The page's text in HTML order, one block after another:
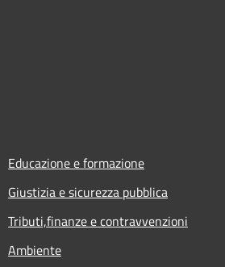
Educazione e formazione
Giustizia e sicurezza pubblica
Tributi,finanze e contravvenzioni
Ambiente